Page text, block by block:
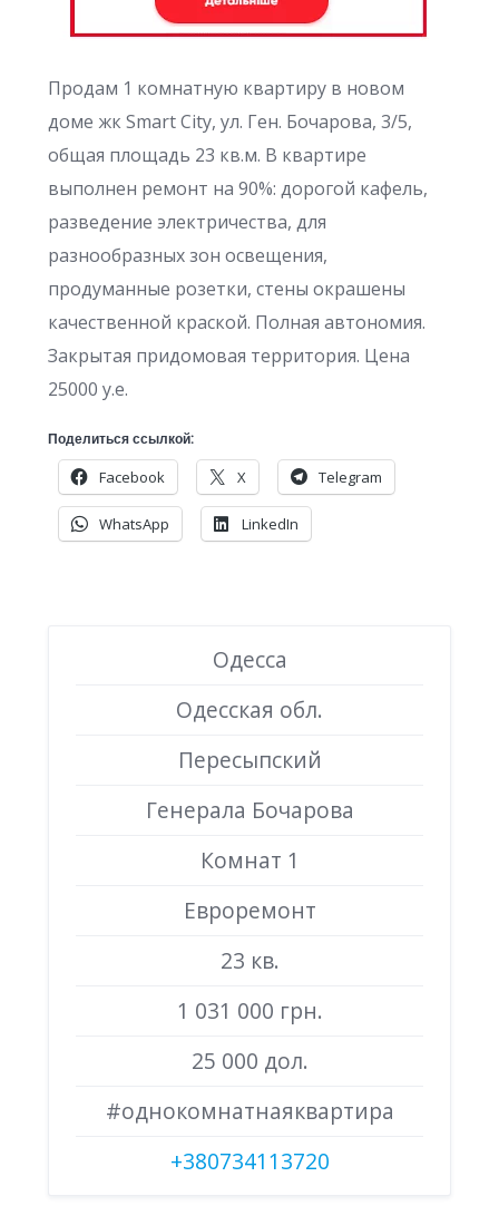
Продам 1 комнатную квартиру в новом
доме жк Smart City, ул. Ген. Бочарова, 3/5,
общая площадь 23 кв.м. В квартире
выполнен ремонт на 90%: дорогой кафель,
разведение электричества, для
разнообразных зон освещения,
продуманные розетки, стены окрашены
качественной краской. Полная автономия.
Закрытая придомовая территория. Цена
25000 у.е.
Поделиться ссылкой:
Facebook X Telegram
WhatsApp LinkedIn
Одесса
Одесская обл.
Пересыпский
Генерала Бочарова
Комнат 1
Евроремонт
23 кв.
1 031 000 грн.
25 000 дол.
#однокомнатнаяквартира
+380734113720